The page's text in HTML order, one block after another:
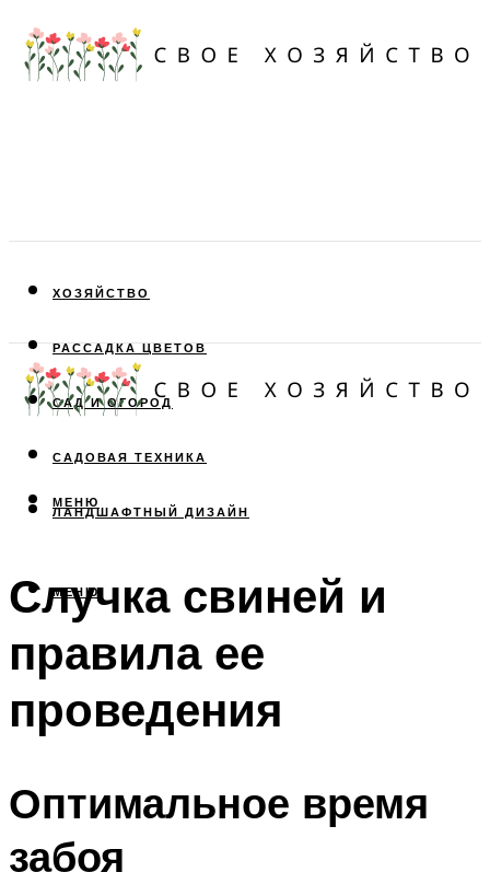
ХОЗЯЙСТВО
РАССАДКА ЦВЕТОВ
САД И ОГОРОД
САДОВАЯ ТЕХНИКА
ЛАНДШАФТНЫЙ ДИЗАЙН
МЕНЮ
МЕНЮ
Случка свиней и
правила ее
проведения
Оптимальное время
забоя